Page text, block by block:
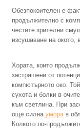
Обезпокоителен е
продължително с
честите зрителни
изсушаване на окото,
Хората, които
застрашени от
компютърното око.
сухота и болки в
към светлина. При
още силна уморав
Колкото по-